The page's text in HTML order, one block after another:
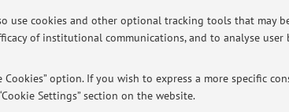
use cookies and other optional tracking tools that may
of institutional communications, and to analyse user
option. If you wish to express a more specific
Settings” section on the website.